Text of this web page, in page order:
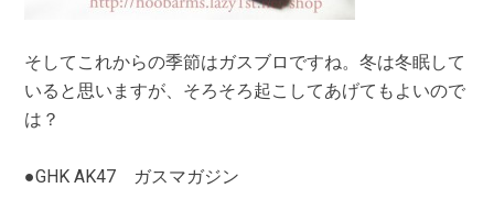
そしてこれからの季節はガスブロですね。冬は冬眠して
いると思いますが、そろそろ起こしてあげてもよいので
は？
●GHK AK47 ガスマガジン